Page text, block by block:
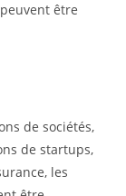
être
de sociétés,
de startups,
les